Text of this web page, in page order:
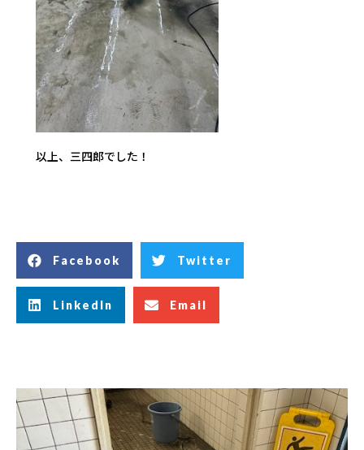
以上、三四郎でした！
Facebook Twitter
LinkedIn Email